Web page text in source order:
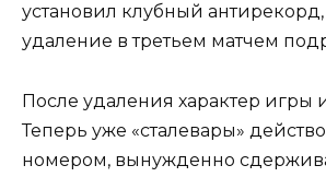
установил клубный антирекорд,
удаление в третьем матчем
После удаления характер игры
Теперь уже «сталевары»
номером, вынужденно